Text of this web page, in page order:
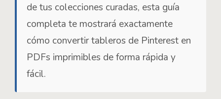
de tus colecciones curadas, esta guía
completa te mostrará exactamente
cómo convertir tableros de Pinterest en
PDFs imprimibles de forma rápida y
fácil.